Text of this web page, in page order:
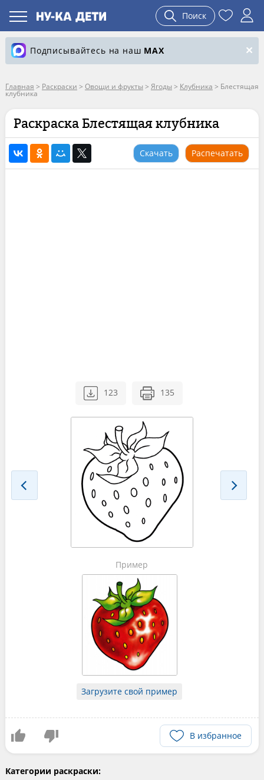
Поиск
Подписывайтесь на наш MAX
Главная > Раскраски > Овощи и фрукты > Ягоды > Клубника > Блестящая
клубника
Раскраска Блестящая клубника
Скачать Распечатать
123 135
Пример
Загрузите свой пример
В избранное
Категории раскраски: